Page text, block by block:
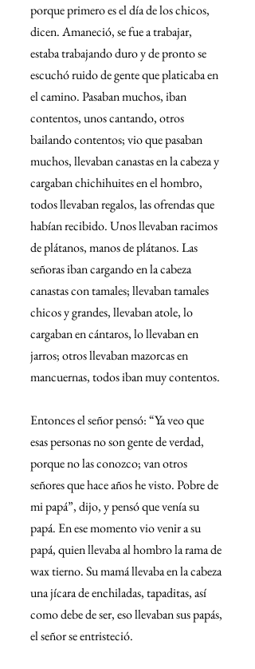
porque primero es el día de los chicos,
dicen. Amaneció, se fue a trabajar,
estaba trabajando duro y de pronto se
escuchó ruido de gente que platicaba en
el camino. Pasaban muchos, iban
contentos, unos cantando, otros
bailando contentos; vio que pasaban
muchos, llevaban canastas en la cabeza y
cargaban chichihuites en el hombro,
todos llevaban regalos, las ofrendas que
habían recibido. Unos llevaban racimos
de plátanos, manos de plátanos. Las
señoras iban cargando en la cabeza
canastas con tamales; llevaban tamales
chicos y grandes, llevaban atole, lo
cargaban en cántaros, lo llevaban en
jarros; otros llevaban mazorcas en
mancuernas, todos iban muy contentos.
Entonces el señor pensó: “Ya veo que
esas personas no son gente de verdad,
porque no las conozco; van otros
señores que hace años he visto. Pobre de
mi papá”, dijo, y pensó que venía su
papá. En ese momento vio venir a su
papá, quien llevaba al hombro la rama de
wax tierno. Su mamá llevaba en la cabeza
una jícara de enchiladas, tapaditas, así
como debe de ser, eso llevaban sus papás,
el señor se entristeció.